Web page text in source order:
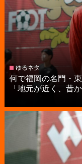
ゆるネタ
何で福岡の名門・
「地元が近く、昔